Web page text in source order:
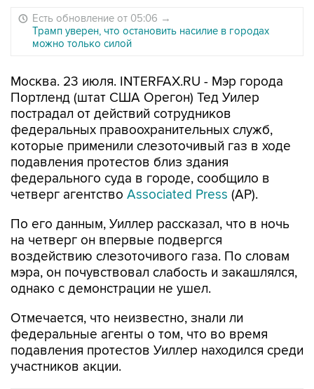
Есть обновление от 05:06 →
Трамп уверен, что остановить насилие в городах
можно только силой
Москва. 23 июля. INTERFAX.RU - Мэр города
Портленд (штат США Орегон) Тед Уилер
пострадал от действий сотрудников
федеральных правоохранительных служб,
которые применили слезоточивый газ в ходе
подавления протестов близ здания
федерального суда в городе, сообщило в
четверг агентство Associated Press (AP).
По его данным, Уиллер рассказал, что в ночь
на четверг он впервые подвергся
воздействию слезоточивого газа. По словам
мэра, он почувствовал слабость и закашлялся,
однако с демонстрации не ушел.
Отмечается, что неизвестно, знали ли
федеральные агенты о том, что во время
подавления протестов Уиллер находился среди
участников акции.